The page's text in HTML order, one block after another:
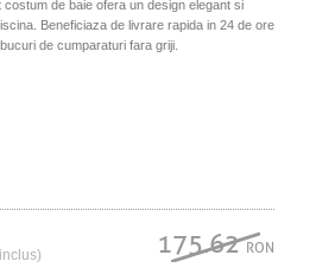
de baie ofera un design elegant si
Beneficiaza de livrare rapida in 24 de ore
de cumparaturi fara griji.
175.62RON